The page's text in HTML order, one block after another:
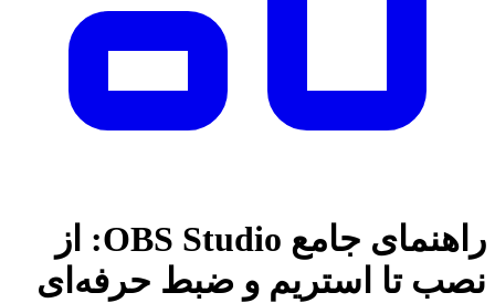
راهنمای جامع OBS Studio: از
نصب تا استریم و ضبط حرفه‌ای